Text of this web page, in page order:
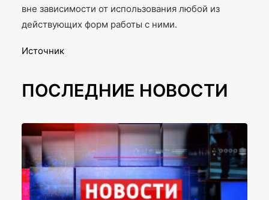
вне зависимости от использования любой из
действующих форм работы с ними.
Источник
ПОСЛЕДНИЕ НОВОСТИ